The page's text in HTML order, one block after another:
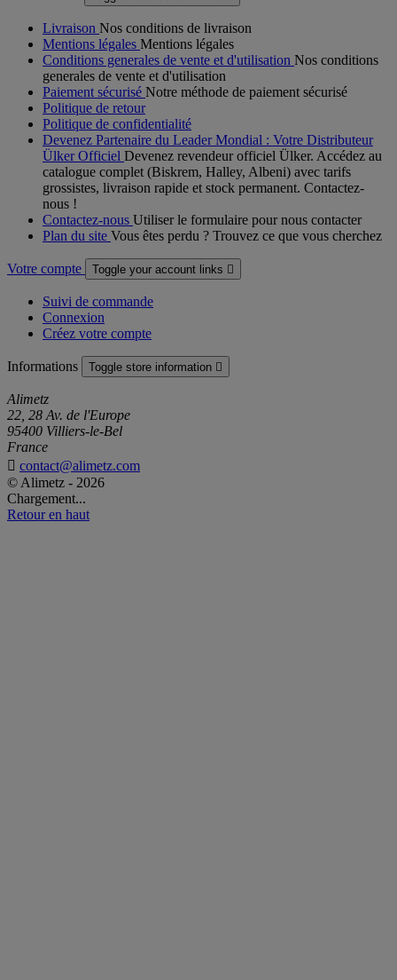
Livraison Nos conditions de livraison
Mentions légales Mentions légales
Conditions generales de vente et d'utilisation Nos conditions
generales de vente et d'utilisation
Paiement sécurisé Notre méthode de paiement sécurisé
Politique de retour
Politique de confidentialité
Devenez Partenaire du Leader Mondial : Votre Distributeur
Ülker Officiel Devenez revendeur officiel Ülker. Accédez au
catalogue complet (Biskrem, Halley, Albeni) avec tarifs
grossistes, livraison rapide et stock permanent. Contactez-
nous !
Contactez-nous Utiliser le formulaire pour nous contacter
Plan du site Vous êtes perdu ? Trouvez ce que vous cherchez
Votre compte Toggle your account links 
Suivi de commande
Connexion
Créez votre compte
Informations Toggle store information 
Alimetz
22, 28 Av. de l'Europe
95400 Villiers-le-Bel
France
 contact@alimetz.com
© Alimetz - 2026
Chargement...
Retour en haut